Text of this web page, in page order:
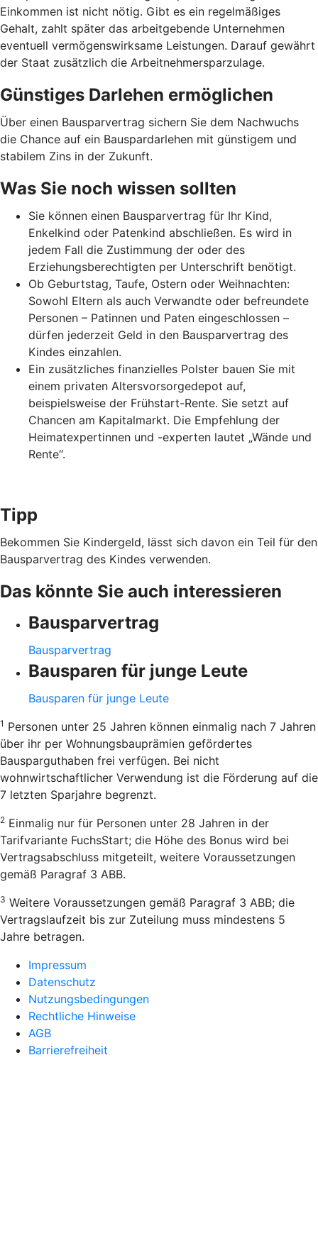
Einkommen ist nicht nötig. Gibt es ein regelmäßiges
Gehalt, zahlt später das arbeitgebende Unternehmen
eventuell vermögenswirksame Leistungen. Darauf gewährt
der Staat zusätzlich die Arbeitnehmer­spar­zulage.
Günstiges Darlehen ermöglichen
Über einen Bausparvertrag sichern Sie dem Nachwuchs
die Chance auf ein Bauspardarlehen mit günstigem und
stabilem Zins in der Zukunft.
Was Sie noch wissen sollten
Sie können einen Bausparvertrag für Ihr Kind,
Enkelkind oder Patenkind abschließen. Es wird in
jedem Fall die Zustimmung der oder des
Erziehungsberechtigten per Unterschrift benötigt.
Ob Geburtstag, Taufe, Ostern oder Weihnachten:
Sowohl Eltern als auch Verwandte oder befreundete
Personen – Patinnen und Paten eingeschlossen –
dürfen jederzeit Geld in den Bausparvertrag des
Kindes einzahlen.
Ein zusätzliches finanzielles Polster bauen Sie mit
einem privaten Altersvorsorgedepot auf,
beispielsweise der Frühstart-Rente. Sie setzt auf
Chancen am Kapitalmarkt. Die Empfehlung der
Heimatexpertinnen und -experten lautet „Wände und
Rente“.
Tipp
Bekommen Sie Kindergeld, lässt sich davon ein Teil für den
Bausparvertrag des Kindes verwenden.
Das könnte Sie auch interessieren
Bausparvertrag
Bausparvertrag
Bausparen für junge Leute
Bausparen für junge Leute
1 Personen unter 25 Jahren können einmalig nach 7 Jahren
über ihr per Wohnungsbauprämien gefördertes
Bausparguthaben frei verfügen. Bei nicht
wohnwirtschaftlicher Verwendung ist die Förderung auf die
7 letzten Sparjahre begrenzt.
2 Einmalig nur für Personen unter 28 Jahren in der
Tarifvariante FuchsStart; die Höhe des Bonus wird bei
Vertragsabschluss mitgeteilt, weitere Voraussetzungen
gemäß Paragraf 3 ABB.
3 Weitere Voraussetzungen gemäß Paragraf 3 ABB; die
Vertragslaufzeit bis zur Zuteilung muss mindestens 5
Jahre betragen.
Impressum
Datenschutz
Nutzungsbedingungen
Rechtliche Hinweise
AGB
Barrierefreiheit